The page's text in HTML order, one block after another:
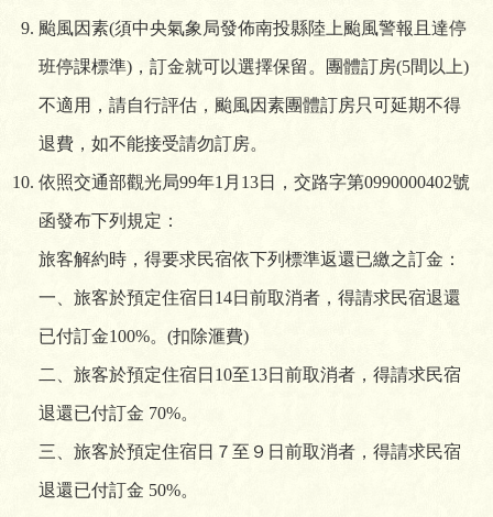
颱風因素(須中央氣象局發佈南投縣陸上颱風警報且達停
班停課標準)，訂金就可以選擇保留。團體訂房(5間以上)
不適用，請自行評估，颱風因素團體訂房只可延期不得
退費，如不能接受請勿訂房。
依照交通部觀光局99年1月13日，交路字第0990000402號
函發布下列規定：
旅客解約時，得要求民宿依下列標準返還已繳之訂金：
一、旅客於預定住宿日14日前取消者，得請求民宿退還
已付訂金100%。(扣除滙費)
二、旅客於預定住宿日10至13日前取消者，得請求民宿
退還已付訂金 70%。
三、旅客於預定住宿日７至９日前取消者，得請求民宿
退還已付訂金 50%。